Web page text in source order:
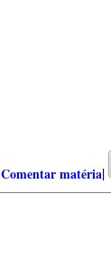
Comentar matéria|